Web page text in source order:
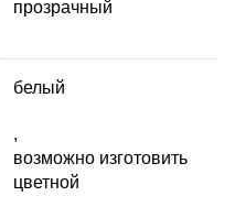
прозрачный
белый
,
возможно изготовить
цветной